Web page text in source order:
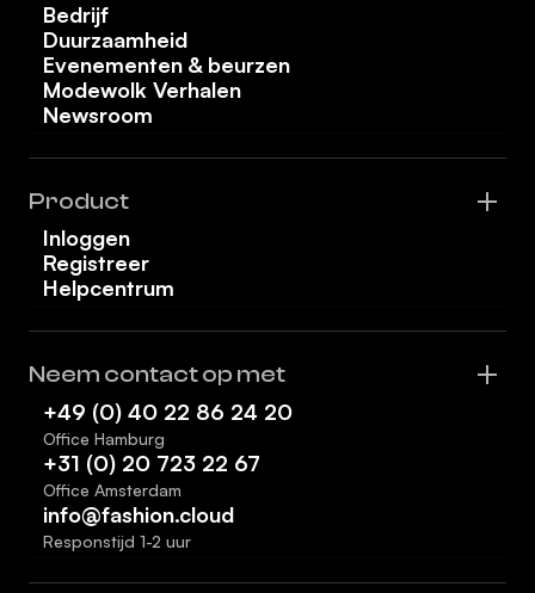
Bedrijf
Duurzaamheid
Evenementen & beurzen
Modewolk Verhalen
Newsroom
Product
Inloggen
Registreer
Helpcentrum
Neem contact op met
+49 (0) 40 22 86 24 20
Office Hamburg
+31 (0) 20 723 22 67
Office Amsterdam
info@fashion.cloud
Responstijd 1-2 uur